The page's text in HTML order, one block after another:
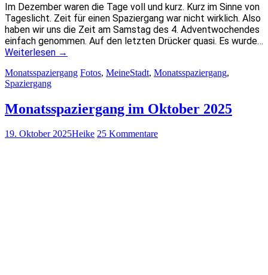
Im Dezember waren die Tage voll und kurz. Kurz im Sinne von
Tageslicht. Zeit für einen Spaziergang war nicht wirklich. Also
haben wir uns die Zeit am Samstag des 4. Adventwochendes
einfach genommen. Auf den letzten Drücker quasi. Es wurde…
Weiterlesen →
Monatsspaziergang Fotos, MeineStadt, Monatsspaziergang,
Spaziergang
Monatsspaziergang im Oktober 2025
19. Oktober 2025Heike 25 Kommentare